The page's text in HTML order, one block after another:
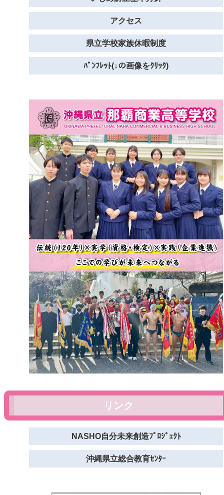
アクセス
県立学校家族休暇制度
ﾊﾟﾝﾌﾚｯﾄ(↓の画像をｸﾘｯｸ)
リンク
NASHO自分未来創造ﾌﾟﾛｼﾞｪｸﾄ
沖縄県立総合教育ｾﾝﾀｰ